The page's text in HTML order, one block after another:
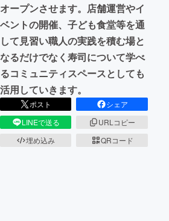
CAMPFIREふるさと納税machi-ya
オープンさせます。店舗運営やイ
ベントの開催、子ども食堂等を通
して見習い職人の実践を積む場と
なるだけでなく寿司について学べ
るコミュニティスペースとしても
活用していきます。
ポスト
シェア
LINEで送る
URLコピー
埋め込み
QRコード